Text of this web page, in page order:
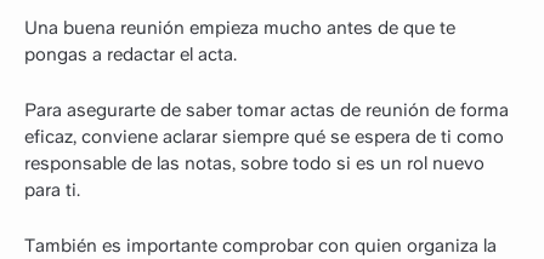
Una buena reunión empieza mucho antes de que te
pongas a redactar el acta.
Para asegurarte de saber tomar actas de reunión de forma
eficaz, conviene aclarar siempre qué se espera de ti como
responsable de las notas, sobre todo si es un rol nuevo
para ti.
También es importante comprobar con quien organiza la